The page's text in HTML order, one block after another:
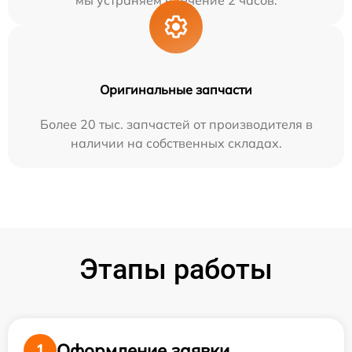
Оригинальные запчасти
Более 20 тыс. запчастей от производителя в
наличии на собственных складах.
Этапы работы